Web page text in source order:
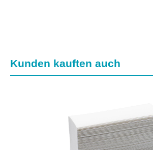
Produktgalerie überspringen
Kunden kauften auch